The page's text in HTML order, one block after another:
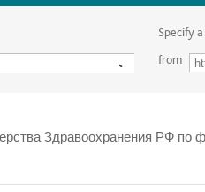
Specify
from
Здравоохранения РФ по